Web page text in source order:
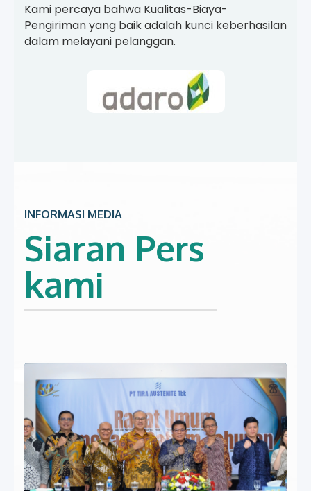
Kami percaya bahwa Kualitas-Biaya-
Pengiriman yang baik adalah kunci keberhasilan
dalam melayani pelanggan.
INFORMASI MEDIA
Siaran Pers
kami